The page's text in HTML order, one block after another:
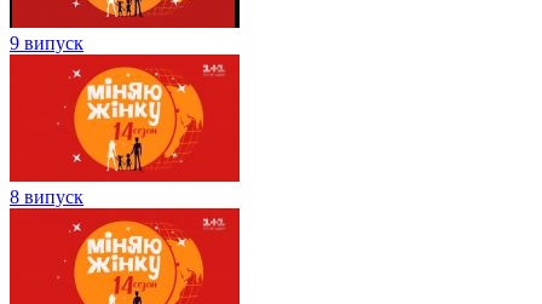
9 випуск
8 випуск